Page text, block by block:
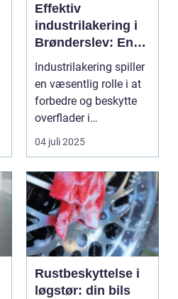
Effektiv
industrilakering i
Brønderslev: En
dybdegående
Industrilakering spiller
en væsentlig rolle i at
forbedre og beskytte
overflader i
forskellige...
04 juli 2025
Rustbeskyttelse i
løgstør: din bils